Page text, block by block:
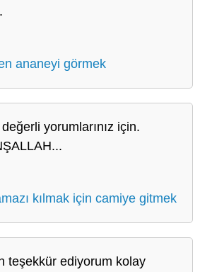
ananeyi görmek
yorumlarınız için.
kılmak için camiye gitmek
teşekkür ediyorum kolay